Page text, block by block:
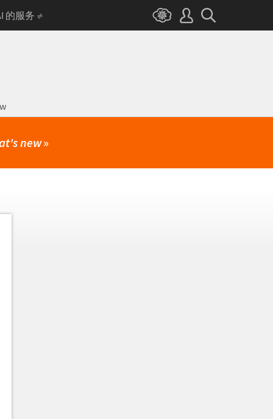
的服务
new»